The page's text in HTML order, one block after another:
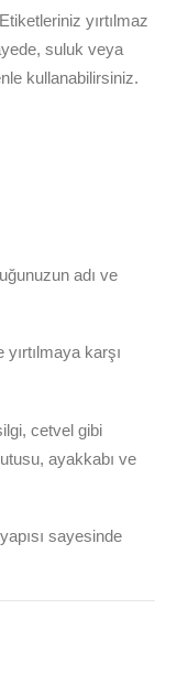
Etiketleriniz yırtılmaz
suluk veya
kullanabilirsiniz.
adı ve
karşı
cetvel gibi
ayakkabı ve
sayesinde